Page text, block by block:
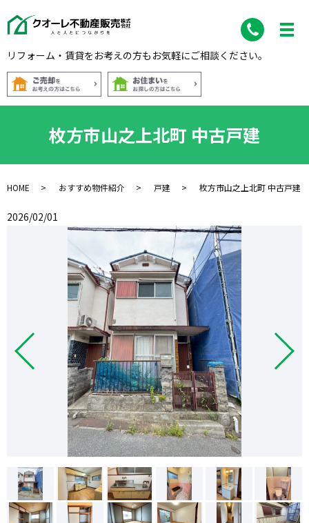
リフォーム・賃貸をお考えの方もお気軽にご相談ください。
枚方市山之上北町 中古戸建
HOME おすすめ物件紹介 戸建 枚方市山之上北町 中古戸建
2026/02/01